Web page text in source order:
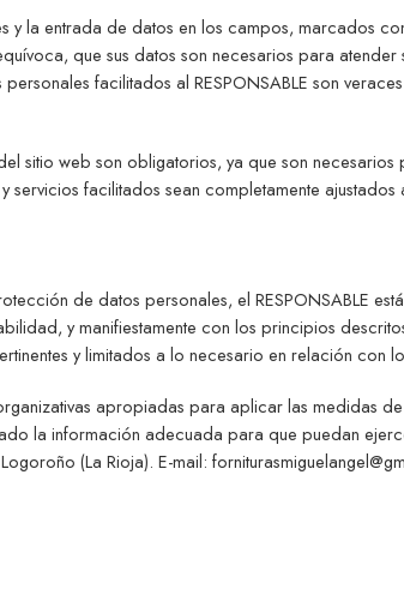
y la entrada de datos en los campos, marcados
que sus datos son necesarios para
facilitados al RESPONSABLE son
sitio web son obligatorios, ya que son
facilitados sean completamente ajustados
de datos personales, el RESPONSABLE
y manifiestamente con los principios
y limitados a lo necesario en relación con
apropiadas para aplicar las medidas
la información adecuada para que puedan
(La Rioja). E-mail: